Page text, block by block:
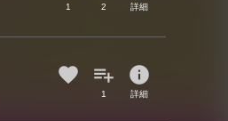
1 2 詳細
1
info
詳細